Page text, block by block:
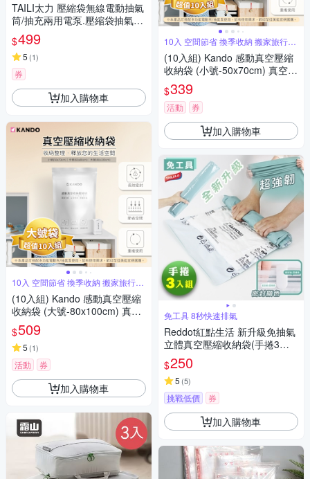
TAILI太力 壓縮袋無線電動抽氣
筒/抽充兩用電泵.壓縮袋抽氣泵
充氣幫浦 無線電泵 電動抽氣機
真空抽氣機
$499
5 (1)
券
加入購物車
10入 空間節省 換季收納 搬家旅行收
(10入組) Kando 感動真空壓縮
收納袋 (大號-80x100cm) 真空
收納袋 壓縮收納袋 長效密封收
納袋 省空間收納神器換季衣物
壓縮收納推薦
$509
5 (1)
活動 券
加入購物車
10入 空間節省 換季收納 搬家旅行收
(10入組) Kando 感動真空壓縮
收納袋 (小號-50x70cm) 真空收
納袋 壓縮收納袋 長效密封收納
袋 省空間收納神器換季衣物壓
縮收納推薦
$339
活動 券
加入購物車
免工具 8秒快速排氣
Reddot紅點生活 新升級免抽氣
立體真空壓縮收納袋(手捲3入
組)
$250
5 (5)
挑戰低價 券
加入購物車